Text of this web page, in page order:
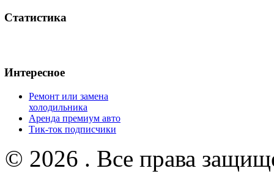
Статистика
Интересное
Ремонт или замена
холодильника
Аренда премиум авто
Тик-ток подписчики
© 2026 . Все права